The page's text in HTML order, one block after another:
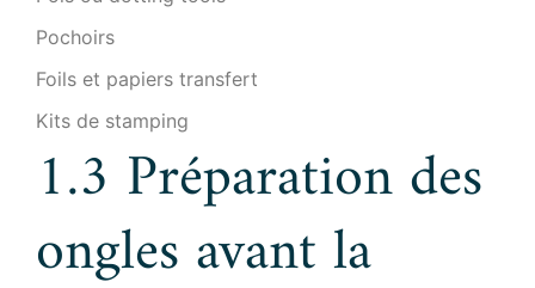
Pochoirs
Foils et papiers transfert
Kits de stamping
1.3 Préparation des
ongles avant la